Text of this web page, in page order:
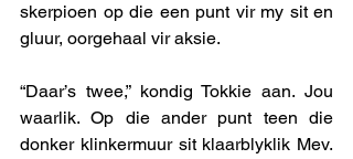
skerpioen op die een punt vir my sit en
gluur, oorgehaal vir aksie.
“Daar’s twee,” kondig Tokkie aan. Jou
waarlik. Op die ander punt teen die
donker klinkermuur sit klaarblyklik Mev.